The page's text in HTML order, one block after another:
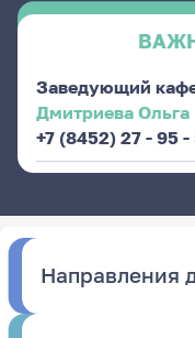
Заведующий
Дмитриева Ольга
+7 (8452) 27 - 95 -
Направления